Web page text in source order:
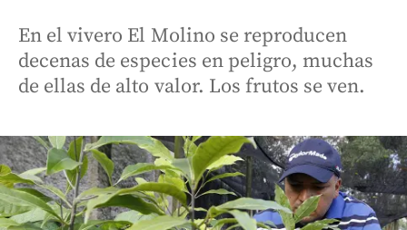
En el vivero El Molino se reproducen
decenas de especies en peligro, muchas
de ellas de alto valor. Los frutos se ven.